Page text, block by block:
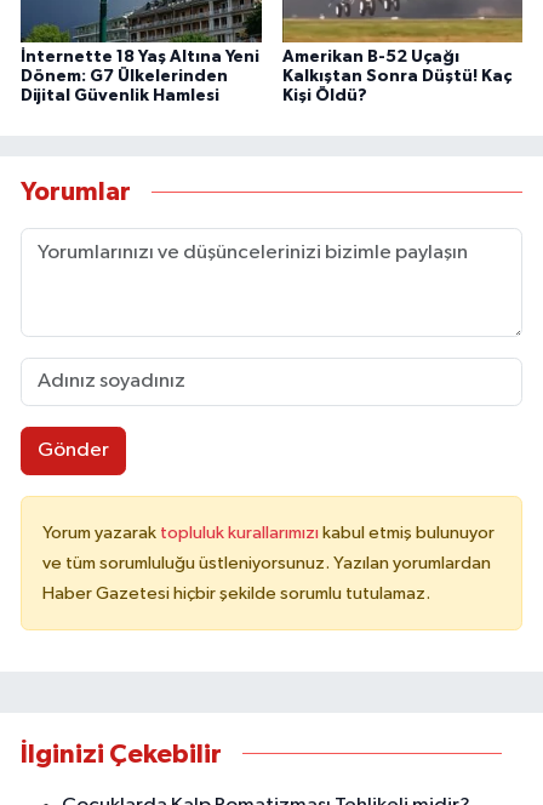
İnternette 18 Yaş Altına Yeni
Dönem: G7 Ülkelerinden
Dijital Güvenlik Hamlesi
Amerikan B-52 Uçağı
Kalkıştan Sonra Düştü! Kaç
Kişi Öldü?
Yorumlar
Gönder
Yorum yazarak topluluk kurallarımızı kabul etmiş bulunuyor
ve tüm sorumluluğu üstleniyorsunuz. Yazılan yorumlardan
Haber Gazetesi hiçbir şekilde sorumlu tutulamaz.
İlginizi Çekebilir